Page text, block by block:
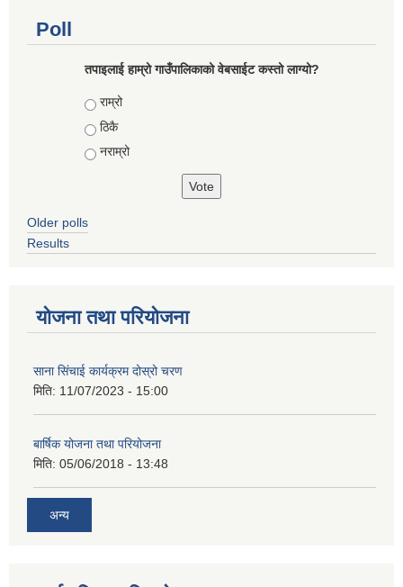
Poll
तपाइलाई हाम्रो गाउँपालिकाको वेबसाईट कस्तो लाग्यो?
Choices
राम्रो
ठिकै
नराम्रो
Older polls
Results
योजना तथा परियोजना
साना सिंचाई कार्यक्रम दोस्रो चरण
मिति: 11/07/2023 - 15:00
बार्षिक योजना तथा परियोजना
मिति: 05/06/2018 - 13:48
अन्य